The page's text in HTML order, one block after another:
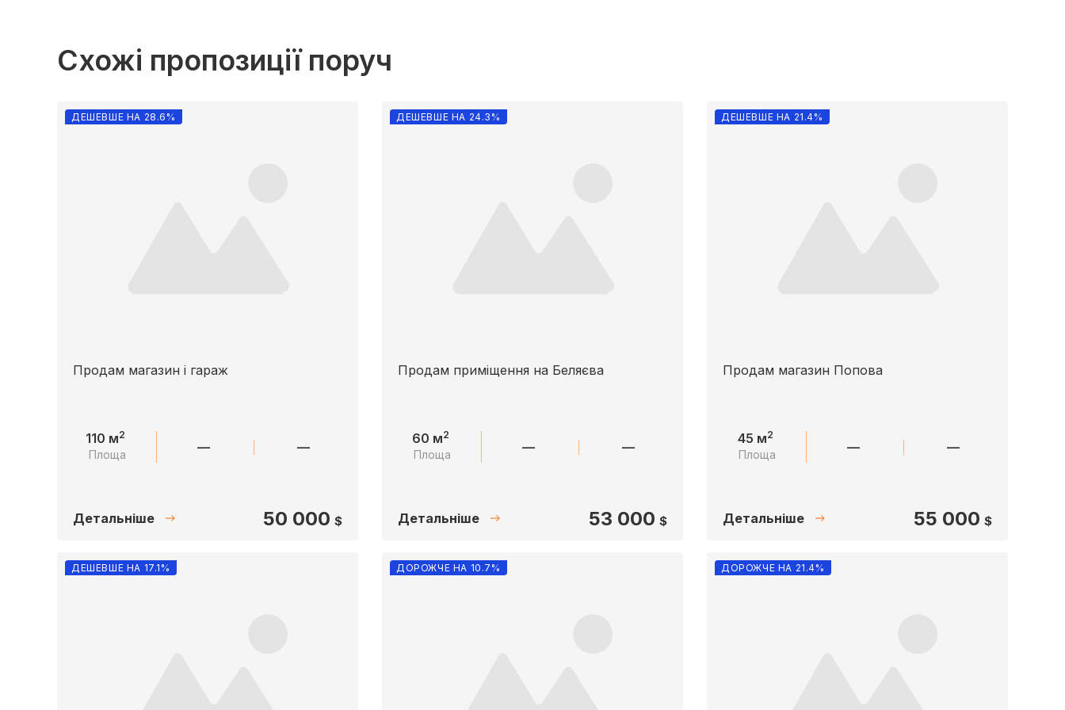
Схожі пропозиції поруч
ДЕШЕВШЕ НА 28.6%
Продам магазин і гараж
110 м2
Площа — —
Детальніше 50 000 $
ДЕШЕВШЕ НА 24.3%
Продам приміщення на Беляєва
60 м2
Площа — —
Детальніше 53 000 $
ДЕШЕВШЕ НА 21.4%
Продам магазин Попова
45 м2
Площа — —
Детальніше 55 000 $
ДЕШЕВШЕ НА 17.1% ДОРОЖЧЕ НА 10.7% ДОРОЖЧЕ НА 21.4%